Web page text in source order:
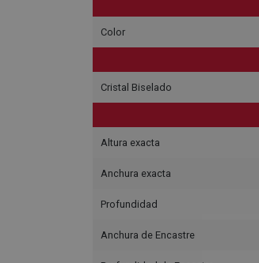
Color
Cristal Biselado
Altura exacta
Anchura exacta
Profundidad
Anchura de Encastre